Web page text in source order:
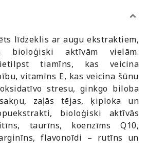
līdzeklis ar augu ekstraktiem,
aktīvām vielām.
ietilpst tiamīns, kas veicina
vitamīns E, kas veicina šūnu
stresu, ginkgo biloba
zaļās tējas, ķiploka un
bioloģiski aktīvās
taurīns, koenzīms Q10,
flavonoīdi – rutīns un